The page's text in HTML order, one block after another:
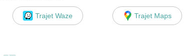
Trajet Waze Trajet Maps